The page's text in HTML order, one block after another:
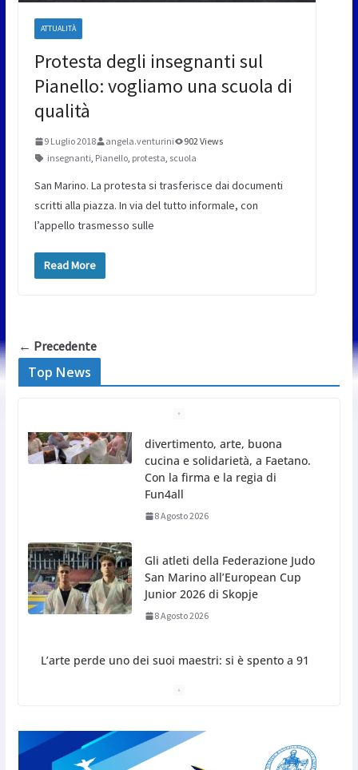
ATTUALITÀ
Protesta degli insegnanti sul
Pianello: vogliamo una scuola di
qualità
9 Luglio 2018 angela.venturini
902 Views
insegnanti, Pianello, protesta, scuola
San Marino. La protesta si trasferisce dai documenti
scritti alla piazza. In via del tutto informale, con
l’appello trasmesso sulle
Read More
← Precedente
Top News
Gli atleti della Federazione Judo
San Marino all’European Cup
Junior 2026 di Skopje
maestri: si è spento a 91 anni il
grande scultore Marcello
Sgattoni
8 Agosto 2026
A Oltremare 2.0 a Riccione in migliaia per
San Marino Academy.
Femminile: quattro Primavera